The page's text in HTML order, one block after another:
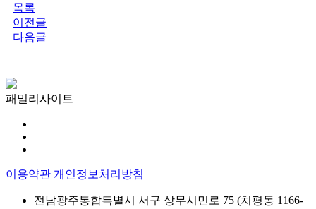
목록
이전글
다음글
패밀리사이트
이용약관 개인정보처리방침
전남광주통합특별시 서구 상무시민로 75 (치평동 1166-